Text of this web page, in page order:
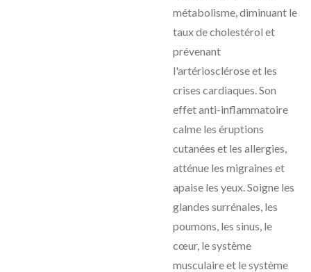
métabolisme, diminuant le
taux de cholestérol et
prévenant
l'artériosclérose et les
crises cardiaques. Son
effet anti-inflammatoire
calme les éruptions
cutanées et les allergies,
atténue les migraines et
apaise les yeux. Soigne les
glandes surrénales, les
poumons, les sinus, le
cœur, le système
musculaire et le système